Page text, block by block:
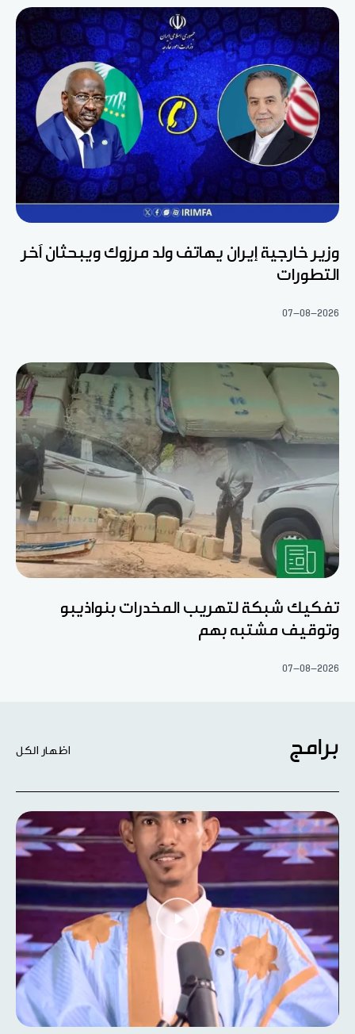
وزير خارجية إيران يهاتف ولد مرزوك ويبحثان آخر
التطورات
07-08-2026
تفكيك شبكة لتهريب المخدرات بنواذيبو
وتوقيف مشتبه بهم
07-08-2026
برامج اظهار الكل